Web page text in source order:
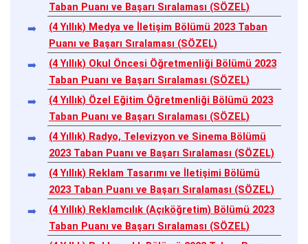
Taban Puanı ve Başarı Sıralaması (SÖZEL)
(4 Yıllık) Medya ve İletişim Bölümü 2023 Taban
Puanı ve Başarı Sıralaması (SÖZEL)
(4 Yıllık) Okul Öncesi Öğretmenliği Bölümü 2023
Taban Puanı ve Başarı Sıralaması (SÖZEL)
(4 Yıllık) Özel Eğitim Öğretmenliği Bölümü 2023
Taban Puanı ve Başarı Sıralaması (SÖZEL)
(4 Yıllık) Radyo, Televizyon ve Sinema Bölümü
2023 Taban Puanı ve Başarı Sıralaması (SÖZEL)
(4 Yıllık) Reklam Tasarımı ve İletişimi Bölümü
2023 Taban Puanı ve Başarı Sıralaması (SÖZEL)
(4 Yıllık) Reklamcılık (Açıköğretim) Bölümü 2023
Taban Puanı ve Başarı Sıralaması (SÖZEL)